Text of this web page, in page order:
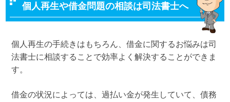
個人再生や借金問題の相談は司法書士へ
個人再生の手続きはもちろん、借金に関するお悩みは司
法書士に相談することで効率よく解決することができま
す。
借金の状況によっては、過払い金が発生していて、債務